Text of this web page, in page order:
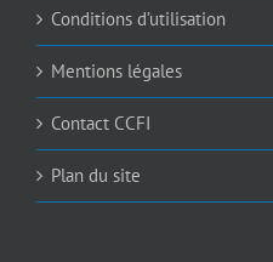
Conditions d’utilisation
Mentions légales
Contact CCFI
Plan du site